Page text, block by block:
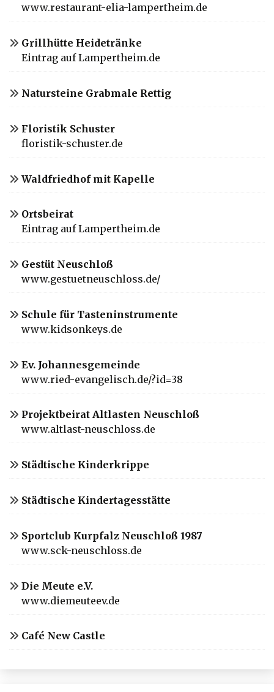
www.restaurant-elia-lampertheim.de
Grillhütte Heidetränke
Eintrag auf Lampertheim.de
Natursteine Grabmale Rettig
Floristik Schuster
floristik-schuster.de
Waldfriedhof mit Kapelle
Ortsbeirat
Eintrag auf Lampertheim.de
Gestüt Neuschloß
www.gestuetneuschloss.de/
Schule für Tasteninstrumente
www.kidsonkeys.de
Ev. Johannesgemeinde
www.ried-evangelisch.de/?id=38
Projektbeirat Altlasten Neuschloß
www.altlast-neuschloss.de
Städtische Kinderkrippe
Städtische Kindertagesstätte
Sportclub Kurpfalz Neuschloß 1987
www.sck-neuschloss.de
Die Meute e.V.
www.diemeuteev.de
Café New Castle